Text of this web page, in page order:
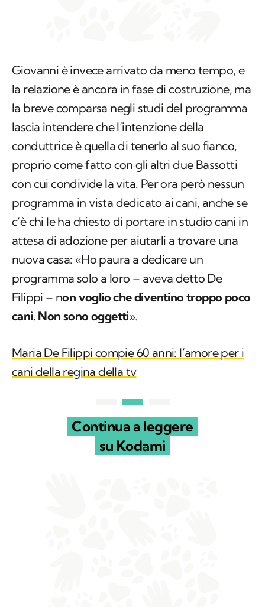
Giovanni è invece arrivato da meno tempo, e
la relazione è ancora in fase di costruzione, ma
la breve comparsa negli studi del programma
lascia intendere che l’intenzione della
conduttrice è quella di tenerlo al suo fianco,
proprio come fatto con gli altri due Bassotti
con cui condivide la vita. Per ora però nessun
programma in vista dedicato ai cani, anche se
c’è chi le ha chiesto di portare in studio cani in
attesa di adozione per aiutarli a trovare una
nuova casa: «Ho paura a dedicare un
programma solo a loro – aveva detto De
Filippi – non voglio che diventino troppo poco
cani. Non sono oggetti».
Maria De Filippi compie 60 anni: l’amore per i
cani della regina della tv
Continua a leggere
su Kodami